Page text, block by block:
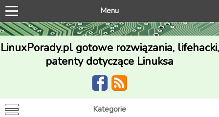
Menu
LinuxPorady.pl gotowe rozwiązania, lifehacki,
patenty dotyczące Linuksa
Kategorie